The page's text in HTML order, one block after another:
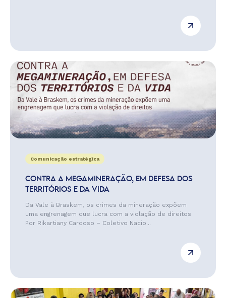
Comunicação estratégica
CONTRA A MEGAMINERAÇÃO, EM DEFESA DOS
TERRITÓRIOS E DA VIDA
Da Vale à Braskem, os crimes da mineração expõem
uma engrenagem que lucra com a violação de direitos
Por Rikartiany Cardoso – Coletivo Nacio...